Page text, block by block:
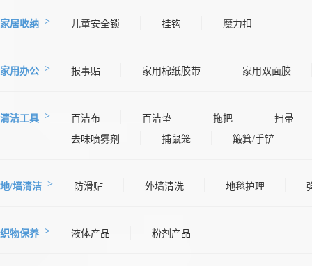
家居收纳 儿童安全锁 挂钩 魔力扣
家用办公 报事贴 家用棉纸胶带 家用双面胶
清洁工具 百洁布 百洁垫 拖把
扫帚
去味喷雾剂
捕鼠笼 簸箕/手铲
地/墙清洁 防滑贴 外墙清洗 地毯护理
织物保养 液体产品 粉剂产品